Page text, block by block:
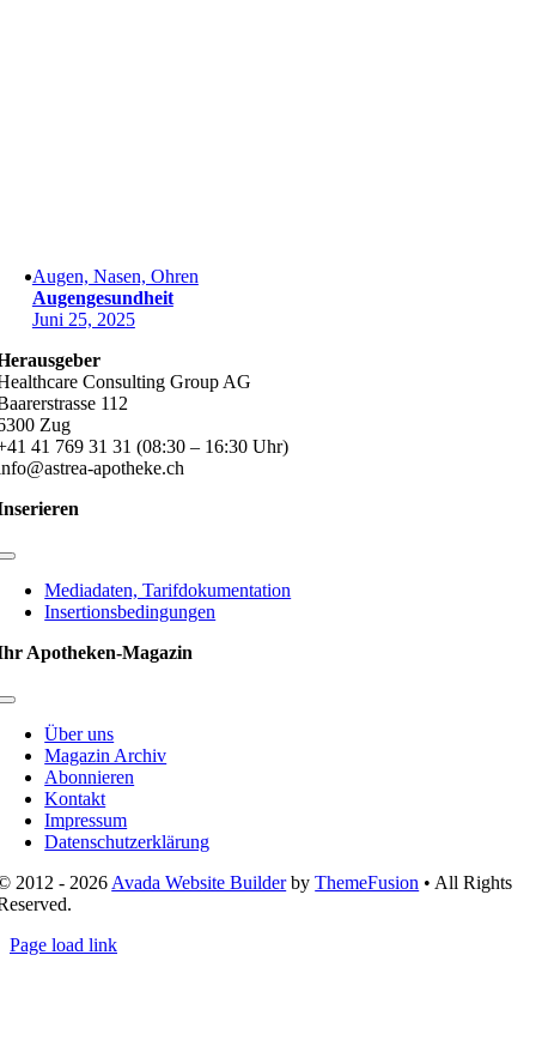
Augen, Nasen, Ohren
Augengesundheit
Juni 25, 2025
Consulting Group AG
112
Zug
41 769 31 31 (08:30 – 16:30 Uhr)
apotheke.ch
Toggle
NavigationMediadaten, Tarifdokumentation
Insertionsbedingungen
Apotheken-Magazin
Toggle
NavigationÜber uns
Magazin Archiv
Abonnieren
Kontakt
Impressum
Datenschutzerklärung
2012 - 2026 Avada Website BuilderbyThemeFusion • All Rights
Page load link